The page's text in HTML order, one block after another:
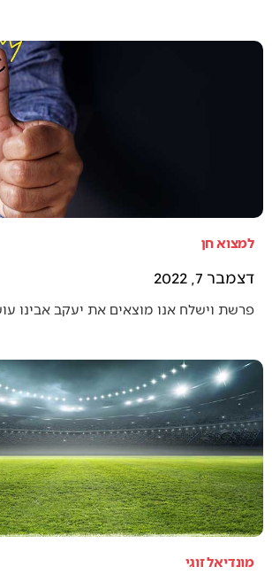
למצוא חן
דצמבר 7, 2022
פרשת וישלח אנו מוצאים את יעקב אבינו
מונדיאל זוגי